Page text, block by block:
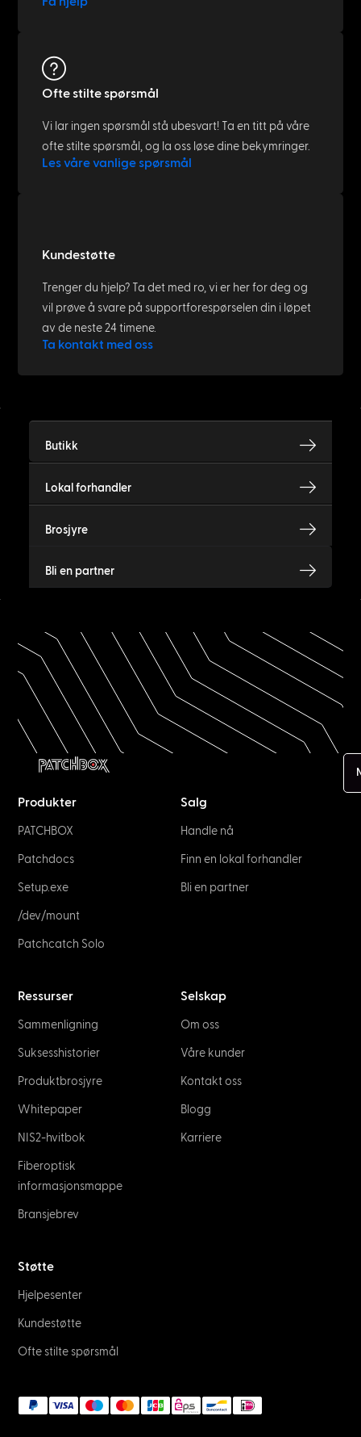
Ofte stilte spørsmål
Vi lar ingen spørsmål stå ubesvart! Ta en titt på våre
ofte stilte spørsmål, og la oss løse dine bekymringer.
Les våre vanlige spørsmål
Kundestøtte
Trenger du hjelp? Ta det med ro, vi er her for deg og
vil prøve å svare på supportforespørselen din i løpet
av de neste 24 timene.
Ta kontakt med oss
Butikk
Lokal forhandler
Brosjyre
Bli en partner
Produkter
PATCHBOX
Patchdocs
Setup.exe
/dev/mount
Patchcatch Solo
Salg
Handle nå
Finn en lokal forhandler
Bli en partner
Ressurser
Sammenligning
Suksesshistorier
Produktbrosjyre
Whitepaper
NIS2-hvitbok
Fiberoptisk
informasjonsmappe
Bransjebrev
Selskap
Om oss
Våre kunder
Kontakt oss
Blogg
Karriere
Støtte
Hjelpesenter
Kundestøtte
Ofte stilte spørsmål